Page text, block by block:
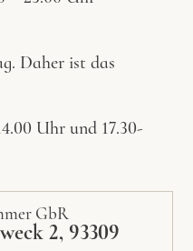
Daher ist das
Uhr und 17.30-
GbR
2, 93309